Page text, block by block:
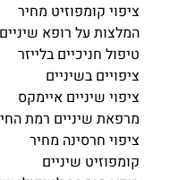
ציפוי קומפוזיט מחיר
המלצות על רופא שיניים
טיפול חניכיים בלייזר
ציפויים בשיניים
ציפוי שיניים איימקס
מרפאת שיניים רמת
ציפוי חרסינה מחיר
קומפוזיט שיניים